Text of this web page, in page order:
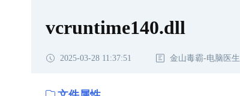
vcruntime140.dll
2025-03-28 11:37:51 金山毒霸-电脑医生